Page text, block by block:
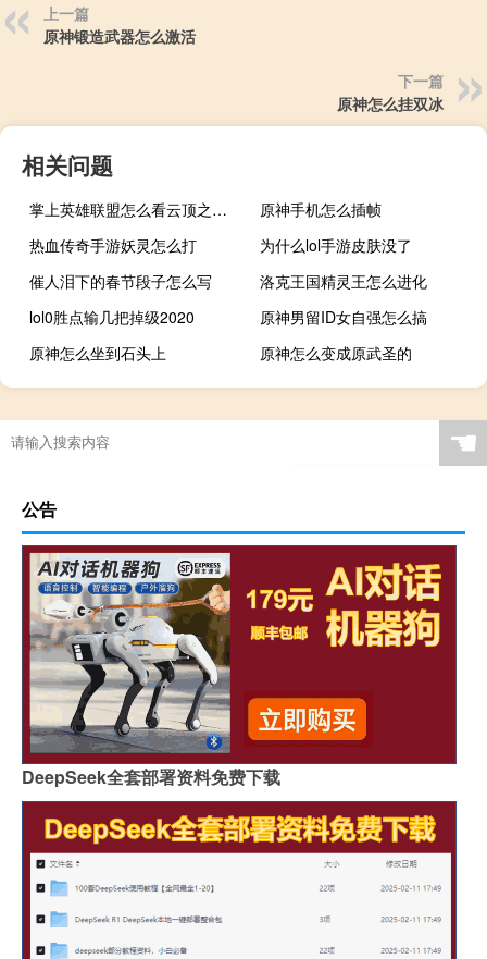
上一篇
原神锻造武器怎么激活
下一篇
原神怎么挂双冰
相关问题
掌上英雄联盟怎么看云顶之弈阵容
原神手机怎么插帧
热血传奇手游妖灵怎么打
为什么lol手游皮肤没了
催人泪下的春节段子怎么写
洛克王国精灵王怎么进化
lol0胜点输几把掉级2020
原神男留ID女自强怎么搞
原神怎么坐到石头上
原神怎么变成原武圣的
☚
公告
DeepSeek全套部署资料免费下载